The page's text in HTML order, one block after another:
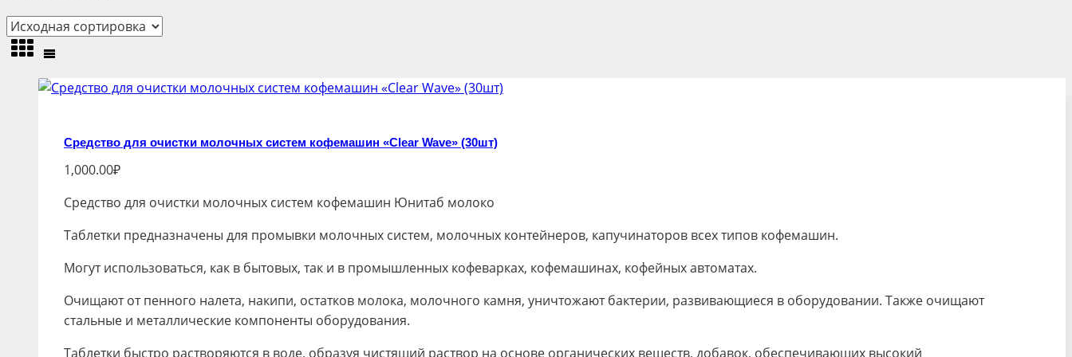
Средство для очистки молочных систем кофемашин «Clear Wave» (30шт)
1,000.00₽
Средство для очистки молочных систем кофемашин Юнитаб молоко
Таблетки предназначены для промывки молочных систем, молочных контейнеров, капучинаторов всех типов кофемашин.
Могут использоваться, как в бытовых, так и в промышленных кофеварках, кофемашинах, кофейных автоматах.
Очищают от пенного налета, накипи, остатков молока, молочного камня, уничтожают бактерии, развивающиеся в оборудовании. Также очищают
стальные и металлические компоненты оборудования.
Таблетки быстро растворяются в воде, образуя чистящий раствор на основе органических веществ, добавок, обеспечивающих высокий